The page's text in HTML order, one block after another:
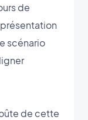
de
scénario
de cette